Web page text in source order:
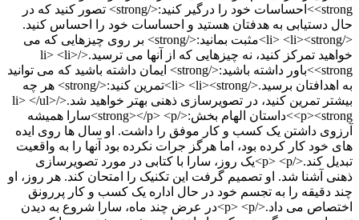
<strong>احساسات خود را درگیر کنید:</strong> تصور کنید که در
حال دستیابی به هدفتان هستید و احساسات خود را احساس کنید.
</li> <li><strong>مثبت بمانید:</strong> بر روی چیزهایی که می
خواهید تمرکز کنید، نه چیزهایی که از آنها می ترسید.</li> <li>
<strong>باور داشته باشید:</strong> ایمان داشته باشید که می توانید
به اهدافتان برسید.</li> <li><strong>تمرین کنید:</strong> هر چه
بیشتر تمرین کنید، در تصویرسازی ذهنی بهتر خواهید شد.</li> </ul>
<p><strong>داستان الهام بخش:</strong></p> <p>سارا همیشه
آرزوی داشتن یک کسب و کار موفق را داشت. او سال ها روی ایده
های خود کار کرده بود، اما هرگز جرات نکرده بود آنها را به واقعیت
تبدیل کند.</p> <p>یک روز، سارا با کتابی در مورد تصویرسازی
ذهنی آشنا شد. او تصمیم گرفت این تکنیک را امتحان کند. هر روز، او
چند دقیقه را به تجسم خود در حال اداره یک کسب و کار پررونق
اختصاص می داد.</p> <p>در عرض چند ماه، سارا شروع به دیدن